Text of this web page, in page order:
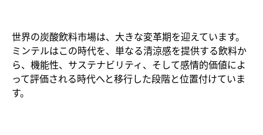
世界の炭酸飲料市場は、大きな変革期を迎えています。
ミンテルはこの時代を、単なる清涼感を提供する飲料か
ら、機能性、サステナビリティ、そして感情的価値によ
って評価される時代へと移行した段階と位置付けていま
す。